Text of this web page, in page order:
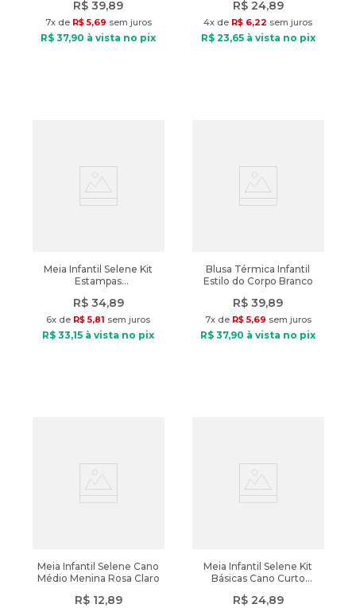
R$ 39,89
7x de R$ 5,69 sem juros
R$ 37,90 à vista no pix
R$ 24,89
4x de R$ 6,22 sem juros
R$ 23,65à vista no pix
Meia Infantil Selene Kit
Estampas
R$ 34,89
6x de R$ 5,81 sem juros
R$ 33,15 à vista no pix
Blusa Térmica Infantil
Estilo do Corpo Branco
R$ 39,89
7x de R$ 5,69 sem juros
R$ 37,90 à vista no pix
Meia Infantil Selene Cano
Médio Menina Rosa Claro
R$ 12,89
Meia Infantil Selene Kit
Básicas Cano Curto
R$ 24,89